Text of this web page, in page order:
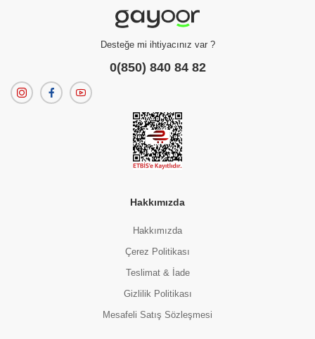
filtrelerinizi temizleyebilirsiniz.
Desteğe mi ihtiyacınız var ?
0(850) 840 84 82
Hakkımızda
Hakkımızda
Çerez Politikası
Teslimat & İade
Gizlilik Politikası
Mesafeli Satış Sözleşmesi